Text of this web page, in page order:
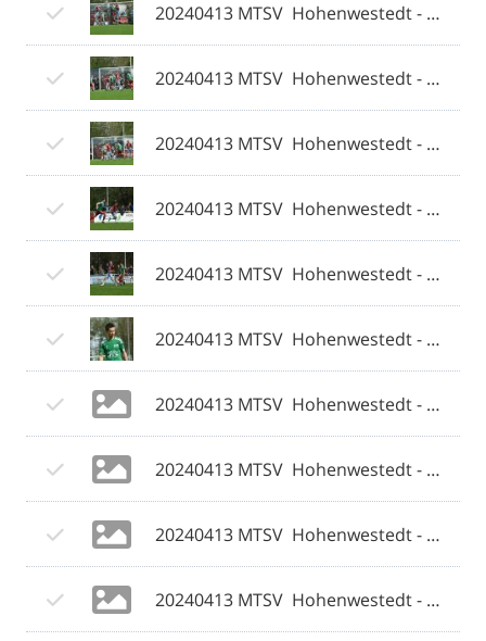
20240413 MTSV  Hohenwestedt - Weiche Flensburg 08 II 014 © 2024 Olaf Wegerich.jpg
20240413 MTSV  Hohenwestedt - Weiche Flensburg 08 II 015 © 2024 Olaf Wegerich.jpg
20240413 MTSV  Hohenwestedt - Weiche Flensburg 08 II 016 © 2024 Olaf Wegerich.jpg
20240413 MTSV  Hohenwestedt - Weiche Flensburg 08 II 017 © 2024 Olaf Wegerich.jpg
20240413 MTSV  Hohenwestedt - Weiche Flensburg 08 II 018 © 2024 Olaf Wegerich.jpg
20240413 MTSV  Hohenwestedt - Weiche Flensburg 08 II 019 © 2024 Olaf Wegerich.jpg
20240413 MTSV  Hohenwestedt - Weiche Flensburg 08 II 020 © 2024 Olaf Wegerich.jpg
20240413 MTSV  Hohenwestedt - Weiche Flensburg 08 II 021 © 2024 Olaf Wegerich.jpg
20240413 MTSV  Hohenwestedt - Weiche Flensburg 08 II 022 © 2024 Olaf Wegerich.jpg
20240413 MTSV  Hohenwestedt - Weiche Flensburg 08 II 023 © 2024 Olaf Wegerich.jpg